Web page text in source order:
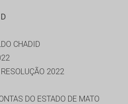
CHADID
2022
DO ESTADO DE MATO